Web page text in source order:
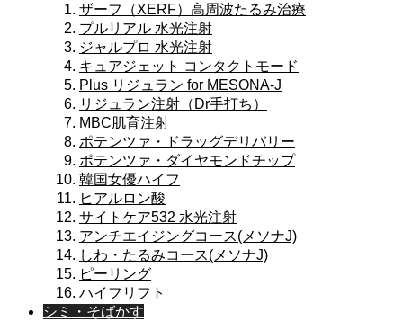
ザーフ（XERF）高周波たるみ治療
プルリアル 水光注射
ジャルプロ 水光注射
キュアジェット コンタクトモード
Plus リジュラン for MESONA-J
リジュラン注射（Dr手打ち）
MBC肌育注射
ポテンツァ・ドラッグデリバリー
ポテンツァ・ダイヤモンドチップ
韓国女優ハイフ
ヒアルロン酸
サイトケア532 水光注射
アンチエイジングコース(メソナJ)
しわ・たるみコース(メソナJ)
ピーリング
ハイフリフト
シミ・そばかす